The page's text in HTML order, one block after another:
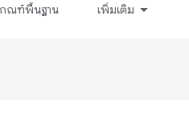
กณฑ์พื้นฐาน เพิ่มเติม